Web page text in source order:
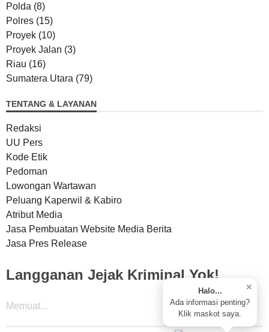
✕
Halo...
Ada informasi penting?
Klik maskot saya.
Polda (8)
Polres (15)
Proyek (10)
Proyek Jalan (3)
Riau (16)
Sumatera Utara (79)
TENTANG & LAYANAN
Redaksi
UU Pers
Kode Etik
Pedoman
Lowongan Wartawan
Peluang Kaperwil & Kabiro
Atribut Media
Jasa Pembuatan Website Media Berita
Jasa Pres Release
Langganan Jejak Kriminal Yok!
Memuat...